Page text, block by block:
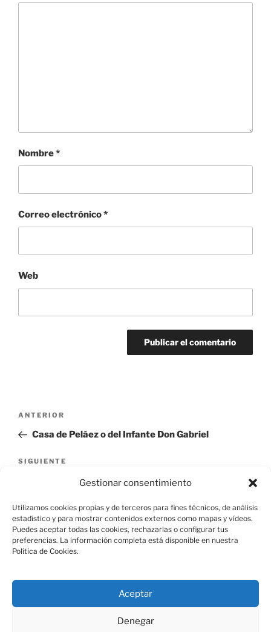
Gestionar consentimiento
Utilizamos cookies propias y de terceros para fines técnicos, de análisis
estadístico y para mostrar contenidos externos como mapas y vídeos.
Puedes aceptar todas las cookies, rechazarlas o configurar tus
preferencias. La información completa está disponible en nuestra
Política de Cookies.
Aceptar
Denegar
Nombre*
Correo electrónico*
Web
Navegación
entradas
Entrada
anterior:
ANTERIOR
Casa de Peláez o del Infante Don Gabriel
Siguiente
SIGUIENTE
Puente sobre el Aroyo Guatel Primero